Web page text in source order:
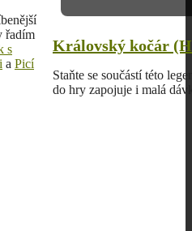
řadím
s
a Picí
Královský kočár
Staňte se součástí této
do hry zapojuje i malá